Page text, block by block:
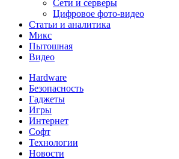
Сети и серверы
Цифровое фото-видео
Статьи и аналитика
Микс
Пытошная
Видео
Hardware
Безопасность
Гаджеты
Игры
Интернет
Софт
Технологии
Новости